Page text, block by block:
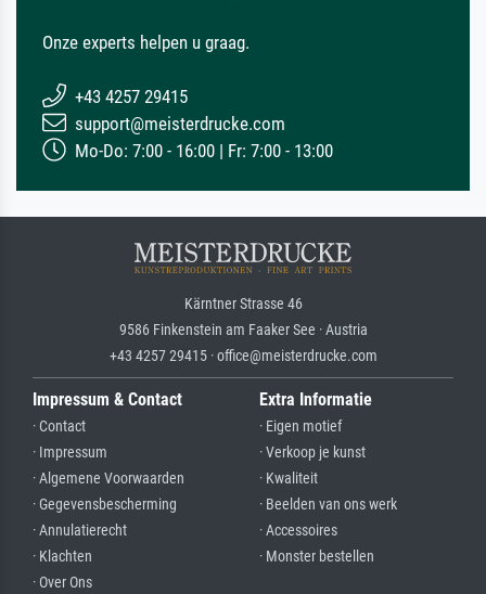
Onze experts helpen u graag.
+43 4257 29415
support@meisterdrucke.com
Mo-Do: 7:00 - 16:00 | Fr: 7:00 - 13:00
Kärntner Strasse 46
9586 Finkenstein am Faaker See · Austria
+43 4257 29415 · office@meisterdrucke.com
Impressum & Contact
· Contact
· Impressum
· Algemene Voorwaarden
· Gegevensbescherming
· Annulatierecht
· Klachten
· Over Ons
Extra Informatie
· Eigen motief
· Verkoop je kunst
· Kwaliteit
· Beelden van ons werk
· Accessoires
· Monster bestellen